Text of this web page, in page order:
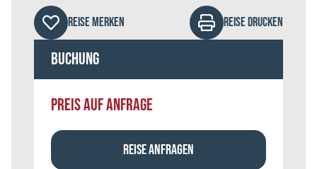
REISE MERKEN REISE DRUCKEN
Buchung
PREIS AUF ANFRAGE
REISE ANFRAGEN